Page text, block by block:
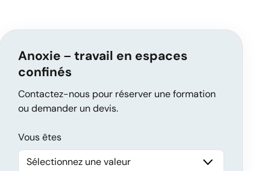
Anoxie – travail en espaces
confinés
Contactez-nous pour réserver une formation
ou demander un devis.
Vous êtes